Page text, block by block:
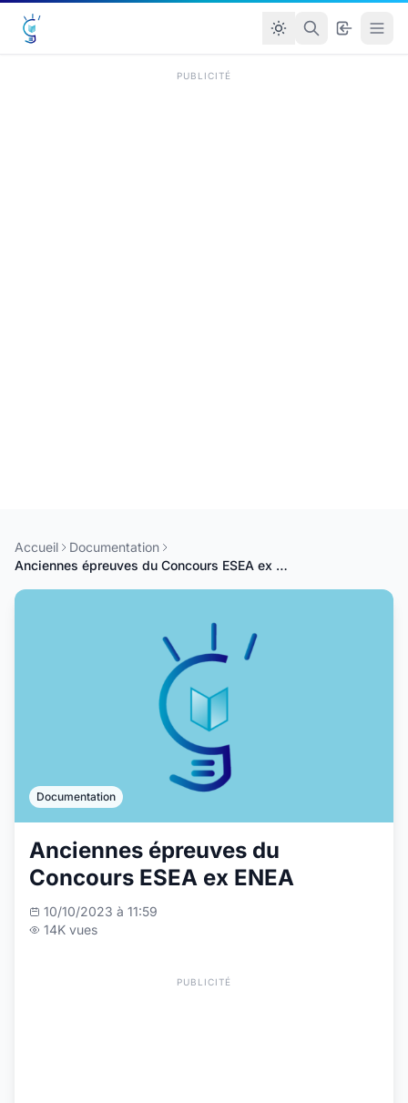
PUBLICITÉ
Accueil
Documentation
Anciennes épreuves du Concours ESEA ex ENEA
Documentation
Anciennes épreuves du
Concours ESEA ex ENEA
10/10/2023 à 11:59
14K vues
PUBLICITÉ